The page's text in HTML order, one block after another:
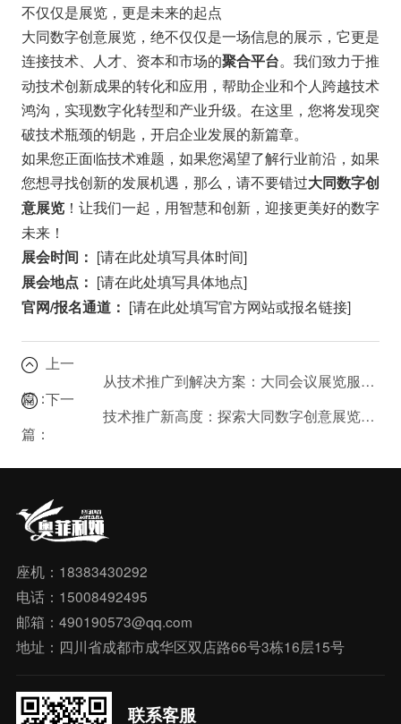
不仅仅是展览，更是未来的起点
大同数字创意展览，绝不仅仅是一场信息的展示，它更是
连接技术、人才、资本和市场的聚合平台。我们致力于推
动技术创新成果的转化和应用，帮助企业和个人跨越技术
鸿沟，实现数字化转型和产业升级。在这里，您将发现突
破技术瓶颈的钥匙，开启企业发展的新篇章。
如果您正面临技术难题，如果您渴望了解行业前沿，如果
您想寻找创新的发展机遇，那么，请不要错过大同数字创
意展览！让我们一起，用智慧和创新，迎接更美好的数字
未来！
展会时间： [请在此处填写具体时间]
展会地点： [请在此处填写具体地点]
官网/报名通道： [请在此处填写官方网站或报名链接]
上一
篇：
从技术推广到解决方案：大同会议展览服务公司的全方位支持
下一
篇：
技术推广新高度：探索大同数字创意展览的无限可能
座机：18383430292
电话：15008492495
邮箱：490190573@qq.com
地址：四川省成都市成华区双店路66号3栋16层15号
联系客服